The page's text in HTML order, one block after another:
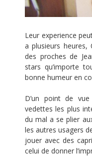
Leur experience
a plusieurs heures,
des proches de
stars qu’importe
bonne humeur en
D’un point de
vedettes les plus
du mal a se plier
les autres usagers
jouer avec des
celui de donner